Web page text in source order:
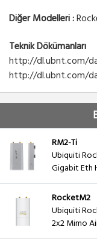
Diğer Modelleri :
Teknik Dökümanları
http://dl.ubnt.com/
http://dl.ubnt.com/
RM2-Ti
Ubiquiti
Gigabit Eth
RocketM2
Ubiquiti
2x2 Mimo